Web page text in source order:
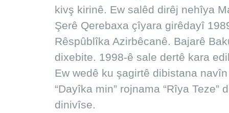
kivş kirinê. Ew salêd dirêj nehîya
Şerê Qerebaxa çîyara girêdayî
Rêspûblîka Azirbêcanê. Bajarê
dixebite. 1998-ê sale dertê kara
Ew wedê ku şagirtê dibistana
“Dayîka min” rojnama “Rîya
dinivîse.